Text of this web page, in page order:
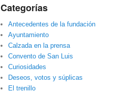
Categorías
Antecedentes de la fundación
Ayuntamiento
Calzada en la prensa
Convento de San Luis
Curiosidades
Deseos, votos y súplicas
El trenillo